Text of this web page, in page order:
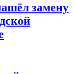
замену